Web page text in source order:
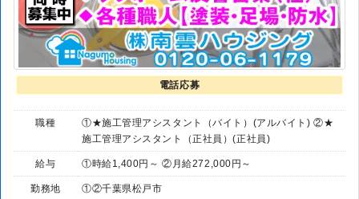
電話応募
職種
①★施工管理アシスタント（バイト）(アルバイト) ②★
施工管理アシスタント（正社員）(正社員)
給与 ①時給1,400円～ ②月給272,000円～
勤務地 ①②千葉県松戸市